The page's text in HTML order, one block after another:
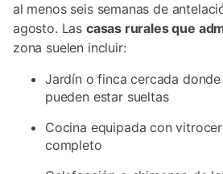
al menos seis semanas de
agosto. Las casas rurales que
zona suelen incluir:
Jardín o finca cercada
pueden estar sueltas
Cocina equipada con
completo